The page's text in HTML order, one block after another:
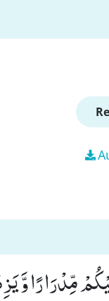
مِّدْرَارًا وَّ